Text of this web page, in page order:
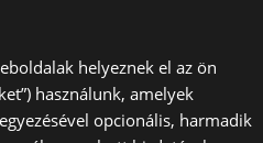
Bánfalvi út
Rossmann
Kodály
helyeznek el az ön
használunk, amelyek
opcionális, harmadik